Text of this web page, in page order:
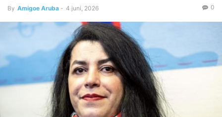
By Amigoe Aruba - 4 juni, 2026 0